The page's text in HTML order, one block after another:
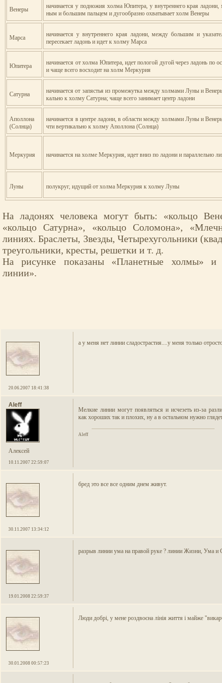
Венеры
начинается у подножия холма Юпитера, у внутреннего края
ным и большим пальцем и дугообразно охватывает холм Венеры
Марса
начинается у внутреннего края ладони, меж­ду большим и
пере­секает ладонь и идет к холму Марса
Юпитера
начинается от холма Юпитера, идет пологой дугой через ладонь по
и чаще всего восходит на холм Меркурия
Сатурна
начинается от запястья из промежутка меж­ду холмами Луны и
кально к холму Сатурна; чаще всего занима­ет центр ладони
Аполлона
(Солнца)
начинается в центре ладони, в области меж­ду холмами Луны и
чти вертикально к холму Аполлона (Солнца)
Меркурия начинается на холме Меркурия, идет вниз по ладони и параллельно
Луны полукруг, идущий от холма Меркурия к хол­му Луны
На ладонях человека могут быть: «кольцо
«кольцо Сатурна», «кольцо Соломона»,
линиях. Браслеты, Звезды, Четырехугольники
треугольники, кресты, решетки и т. д.
На рисунке показаны «Планетные холмы» и
линии».
20.06.2007 18:41:38
а у меня нет линии сладострастия....у меня только
Aleff
Алексей
10.11.2007 22:59:07
Мелкие линии могут появляться и исчезеть из-за
как хороших так и плохих, ну а в остальном нужно
Aleff
30.11.2007 13:34:12
бред это все все одним днем живут.
19.01.2008 22:59:37
разрыв линии ума на правой руке ? линии Жизни, Ума и
30.01.2008 00:57:23
Люди добрі, у мене роздвоєна лінія життя і майже